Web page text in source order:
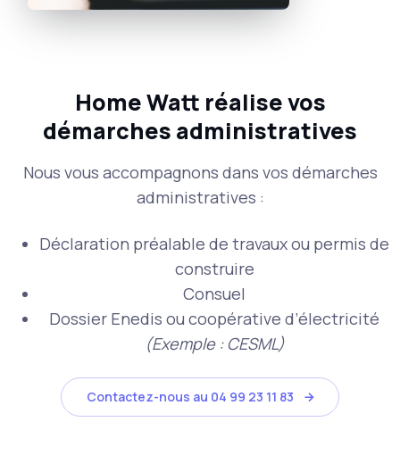
Home Watt réalise vos
démarches administratives
Nous vous accompagnons dans vos démarches
administratives :
Déclaration préalable de travaux ou permis de
construire
Consuel
Dossier Enedis ou coopérative d’électricité
(Exemple : CESML)
Contactez-nous au 04 99 23 11 83